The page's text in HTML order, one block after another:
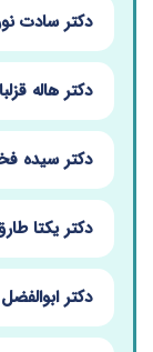
دکتر سادت
دکتر هاله
دکتر سیده
دکتر یکتا
دکتر